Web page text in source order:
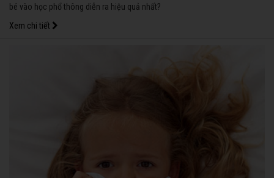
bé vào học phổ thông diễn ra hiệu quả nhất?
Xem chi tiết